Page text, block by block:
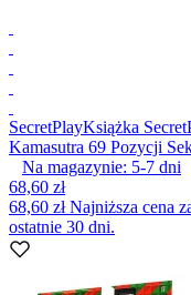
SecretPlayKsiążka
Kamasutra 69 Pozycji
Na magazynie: 5-7 dni
68,60 zł
68,60 złNajniższa cena
ostatnie 30 dni.